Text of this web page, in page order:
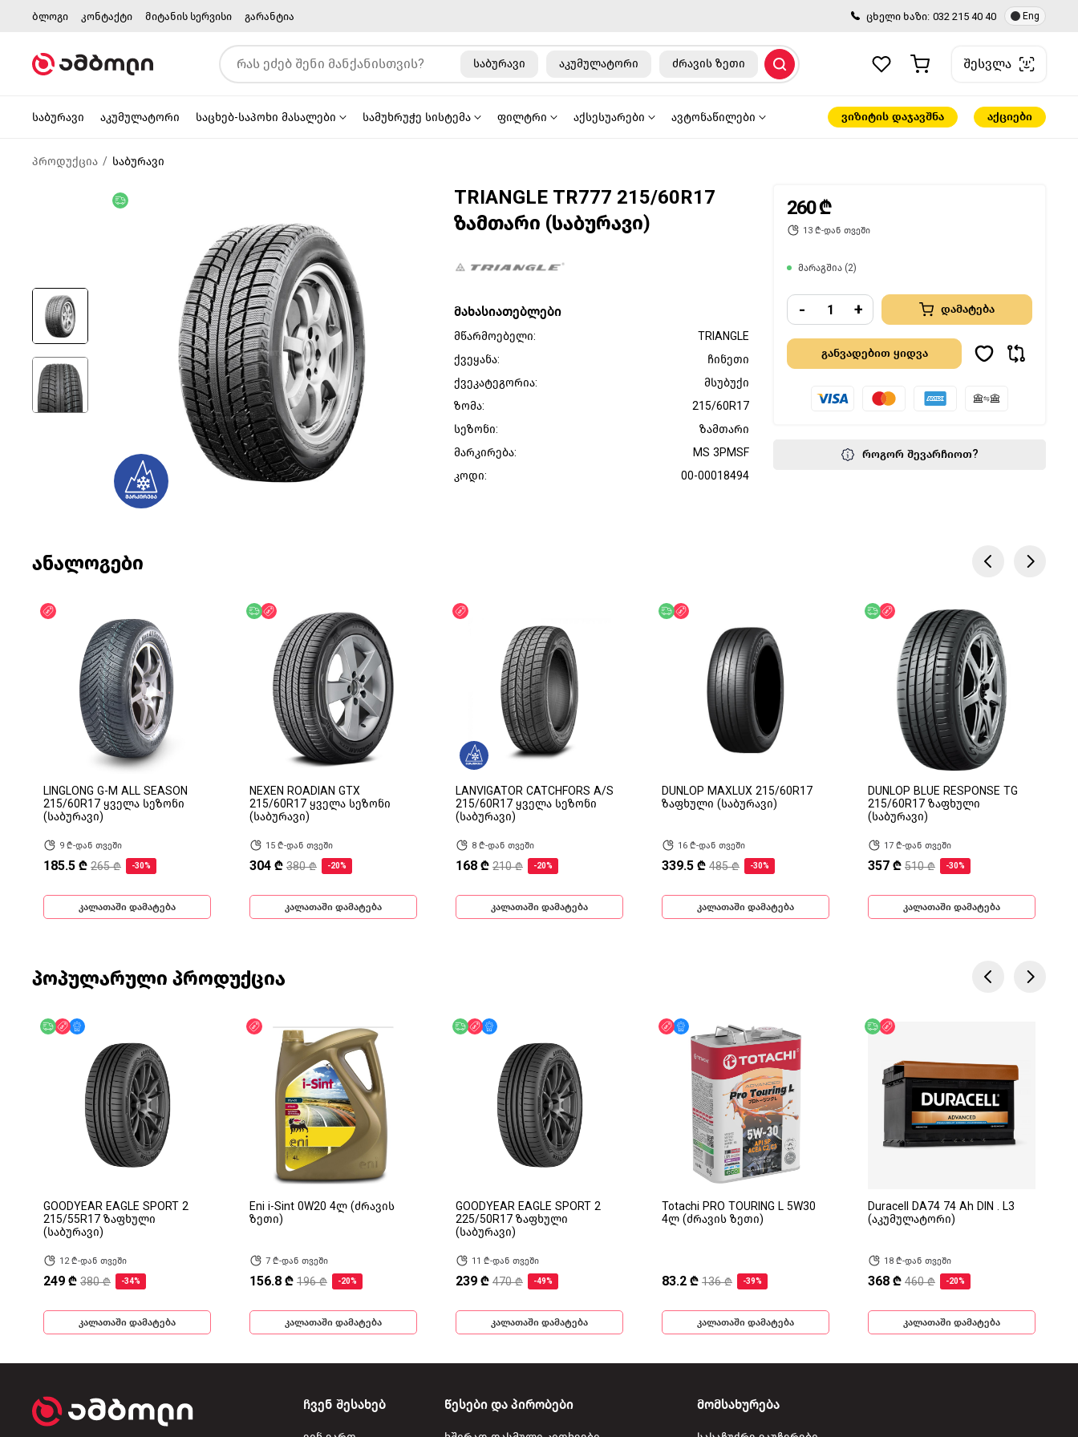
ბლოგი კონტაქტი მიტანის სერვისი გარანტია ცხელი ხაზი: 032 215 40 40 Eng
საბურავი აკუმულატორი ძრავის ზეთი შესვლა
საბურავი აკუმულატორი საცხებ-საპოხი მასალები სამუხრუჭე სისტემა ფილტრი აქსესუარები ავტონაწილები ვიზიტის დაჯავშნა აქციები
პროდუქცია საბურავი
260 ₾
13 ₾-დან თვეში
მარაგშია (2)
- + დამატება
როგორ შევარჩიოთ?
TRIANGLE TR777 215/60R17
ზამთარი (საბურავი)
მახასიათებლები
მწარმოებელი:
TRIANGLE
ქვეყანა:
ჩინეთი
ქვეკატეგორია:
მსუბუქი
ზომა:
215/60R17
სეზონი:
ზამთარი
მარკირება:
MS 3PMSF
კოდი:
00-00018494
ანალოგები
LINGLONG G-M ALL SEASON
215/60R17 ყველა სეზონი
(საბურავი)
9 ₾-დან თვეში
185.5 ₾ 265 ₾ -30%
კალათაში დამატება
უფასო მიწოდება
ფასდაკლება
NEXEN ROADIAN GTX
215/60R17 ყველა სეზონი
(საბურავი)
15 ₾-დან თვეში
304 ₾ 380 ₾ -20%
კალათაში დამატება
LANVIGATOR CATCHFORS A/S
215/60R17 ყველა სეზონი
(საბურავი)
8 ₾-დან თვეში
168 ₾ 210 ₾ -20%
კალათაში დამატება
უფასო მიწოდება
DUNLOP MAXLUX 215/60R17
ზაფხული (საბურავი)
16 ₾-დან თვეში
339.5 ₾ 485 ₾ -30%
კალათაში დამატება
უფასო მიწოდება
ფასდაკლება
DUNLOP BLUE RESPONSE TG
215/60R17 ზაფხული
(საბურავი)
17 ₾-დან თვეში
357 ₾ 510 ₾ -30%
კალათაში დამატება
პოპულარული პროდუქცია
უფასო მიწოდება
ფასდაკლება
GOODYEAR EAGLE SPORT 2
215/55R17 ზაფხული
(საბურავი)
12 ₾-დან თვეში
249 ₾ 380 ₾ -34%
კალათაში დამატება
ფასდაკლება
Eni i-Sint 0W20 4ლ (ძრავის
ზეთი)
7 ₾-დან თვეში
156.8 ₾ 196 ₾ -20%
კალათაში დამატება
უფასო მიწოდება
ფასდაკლება
GOODYEAR EAGLE SPORT 2
225/50R17 ზაფხული
(საბურავი)
11 ₾-დან თვეში
239 ₾ 470 ₾ -49%
კალათაში დამატება
ფასდაკლება
მხოლოდ ონლაინ
Totachi PRO TOURING L 5W30
4ლ (ძრავის ზეთი)
83.2 ₾ 136 ₾ -39%
კალათაში დამატება
უფასო მიწოდება
Duracell DA74 74 Ah DIN . L3
(აკუმულატორი)
18 ₾-დან თვეში
368 ₾ 460 ₾ -20%
კალათაში დამატება
ჩვენ შესახებ წესები და პირობები მომსახურება